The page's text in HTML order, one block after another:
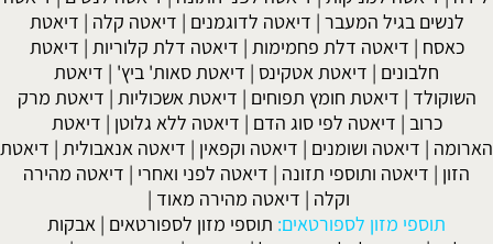
לנשים בגיל המעבר | דיאטה לדוגמנים | דיאטה קלה | דיאטת
כאסח | דיאטה דלת פחמימות | דיאטה דלת קלוריות | דיאטת
חלבונים | דיאטת אטקינס | דיאטת סאות' ביץ' | דיאטת
השוקולד | דיאטת חומץ תפוחים | דיאטת אשכוליות | דיאטת מרק
כרוב | דיאטה לפי סוג הדם | דיאטה ללא גלוטן | דיאטת
הארומה | דיאטה ושומנים | דיאטה וקפאין | דיאטה אנאבולית | דיאטת
הזון | דיאטה ותוספי תזונה | דיאטה לפני ואחרי | דיאטה מהירה
וקלה | דיאטה מהירה מאוד |
תוספי מזון לספורטאים: תוספי מזון לספורטאים | אבקות